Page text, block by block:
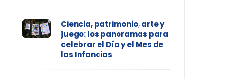
Ciencia, patrimonio, arte y
juego: los panoramas para
celebrar el Día y el Mes de
las Infancias